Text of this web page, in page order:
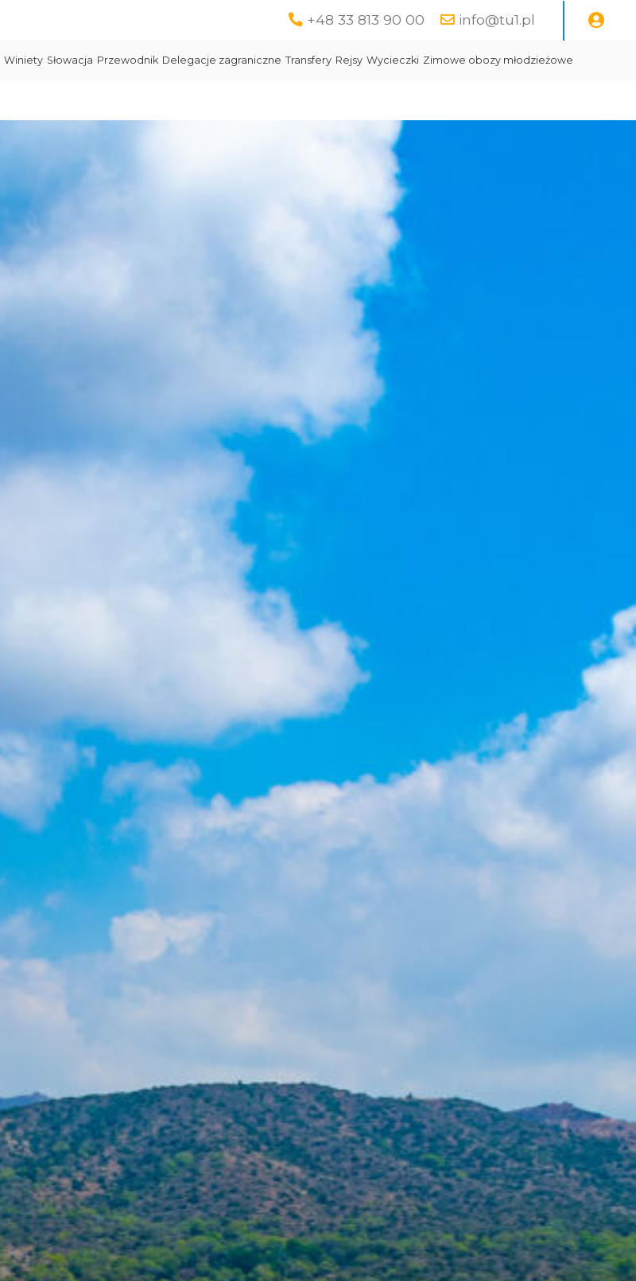
+48 33 813 90 00 info@tu1.pl
Winiety Słowacja Przewodnik Delegacje zagraniczne Transfery Rejsy Wycieczki Zimowe obozy młodzieżowe